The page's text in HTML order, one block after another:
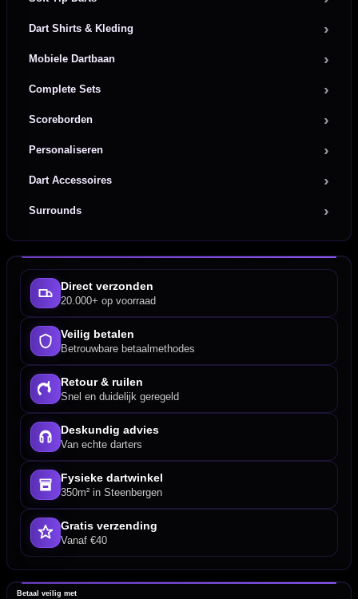
Dart Shirts & Kleding
Mobiele Dartbaan
Complete Sets
Scoreborden
Personaliseren
Dart Accessoires
Surrounds
Direct verzonden
20.000+ op voorraad
Veilig betalen
Betrouwbare betaalmethodes
Retour & ruilen
Snel en duidelijk geregeld
Deskundig advies
Van echte darters
Fysieke dartwinkel
350m² in Steenbergen
Gratis verzending
Vanaf €40
Betaal veilig met